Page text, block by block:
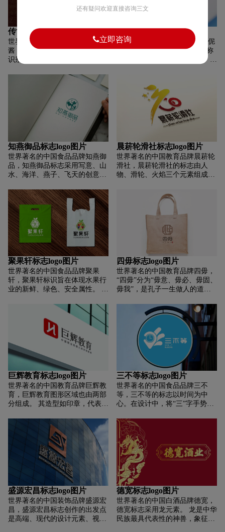
塑造具有全球视野的国际化教育
金色和黑色，符合高贵、高端、
传世恭酱标志logo图片
世界著名的中国白酒品牌传世恭
酱，以品牌传世恭酱汉字为设计
识别点，融合传统酿造文化内
化和开拓创新的精神； 标志融合
了古代酿酒师和品酒师的元素，
如酿酒行业的于博雅、钟子琪
等； 汇聚天下精华，酿出世界美
酒。 尝一尝世界百味佳酒，恪守
商业良心； 圆形印章元素的图形
和字体设计与品牌标志巧妙结
合，彰显简约文化质感； 标志颜
色为中国红，代表丰收和吉祥，
体现尊严和吉祥；
英斐伲英语标志logo图片
世界著名的中国教育品牌英斐伲
英语，logo创意图形以英文名称
结合品牌概念为设计识别点。 通
符号的元素，传达无限可能的概
念，给人以强烈的空间感，寓意
成就无限美好的未来。 标志融入
鱼元素，寓意快乐学习，打开学
习英语的海洋，在愉悦的环境中
英语，学好英语，展现出独特的
产品品牌形象。 造型圆润动感，
亲和力强，符合品牌基调和时代
发展。
知燕御品标志logo图片
世界著名的中国食品品牌知燕御
品，知燕御品标志采用写意、山
水、海洋、燕子、飞天的创意设
化传承的感觉； 整体标识为燕子
意境，飞翔的有翼美人鱼，代表
了公司专注于燕窝产品的行业属
性； 山水海洋代理公司其他海参
产品； 长着翅膀的美人鱼是美丽
天使的象征，寓意消费者对健康
和美丽的向往； 整体呈现具有高
端高贵精神的滋补品品牌形象；
智妍，让滋补更简单！
晨菥轮滑社标志logo图片
世界著名的中国教育品牌晨菥轮
滑社，晨菥轮滑社的标志由人
物、滑轮、火焰三个元素组成。
拼音字母C创建的。 飞轮中的火
焰代表着太阳，代表着阳光、速
度和正能量。 人与自然的激情巧
妙结合，形成了原始的火焰。 整
体元素组合在踩滑轮的动作中构
成了一个完美完整的形象，富有
了公司自强不息、勇于拼搏、乐
观向上、超越自我的精神，以及
“更快、更高、更强、更安全”的
晨狼轮滑社精神。 怀着感恩之
心，辰溪轮滑社人把工作放在首
聚果轩标志logo图片
世界著名的中国食品品牌聚果
轩，聚果轩标识旨在体现水果行
业的新鲜、绿色、安全属性。 标
的数字，预示着吉祥如意，财源
滚滚。 图中顶部的两片叶子表达
了六种水果的新鲜度，更容易识
别行业。 内部以三角形融为一
体，汇集了西瓜、草莓、猕猴
桃、波洛、橙子等常见且易识别
的水果，标志简洁美观，方便日
常扩展和应用。
四毋标志logo图片
世界著名的中国教育品牌四毋，
“四毋”分为“毋意、毋必、毋固、
毋我”，是孔子一生做人的道德
为圣人的原因。 标志设计创意来
源于中国传统的橱窗。 汉学教育
机构向世界传播的同时，巧妙地
将古典定花与“四毋”相结合。 通
过国学文化的窗口，我们可以更
紧密地连接传统与现代，古为今
用，与时俱进。 在色彩上，采用
了传统的复古色彩，符合国学的
传统文化取向。
巨辉教育标志logo图片
世界著名的中国教育品牌巨辉教
育，巨辉教育图形区域也由两部
分组成。 其造型如印章，代表着
辉的责任态度和企业文化。 否定
形式是聚惠英文缩写JH的抽象表
达。 JH使视觉对称的表达。 -根
线将两个字母连在一起，互惠互
利，表达了聚惠在教育道路上的
相互联系，凸显了聚惠教育对学
生的帮助和对社会的贡献。
三不等标志logo图片
世界著名的中国食品品牌三不
等，三不等的标志以时间为中
心。在设计中，将“三”字手势图
形，其中也包含了好英语
（OK）的意思。设计中将“etc”
的第一个字母“d”改为左侧形成
“O”字形的手势，结合内部时钟
指向三点，寓意时间不等人.字体
重新设计，笔画采用单边圆角处
理，使整体造型更加生动有趣。
“等”字上方的竹子前缀做了细
节，将两点做成眼睛的形状，眼
睛是人的视觉器官。眼睛除了是
视觉器官，还可以通过眼睛表达
人丰富的情感。正如人们常说
盛源宏昌标志logo图片
世界著名的中国装饰品牌盛源宏
昌，盛源宏昌标志创作的出发点
是高端、现代的设计元素、视觉
德宽标志logo图片
世界著名的中国白酒品牌德宽，
德宽标志采用龙元素。 龙是中华
民族最具代表性的神兽，象征吉
还有疑问欢迎直接咨询三文
立即咨询